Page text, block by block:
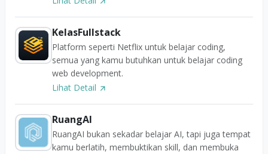
KelasFullstack
Platform seperti Netflix untuk belajar coding,
semua yang kamu butuhkan untuk belajar coding
web development.
Lihat Detail
RuangAI
RuangAI bukan sekadar belajar AI, tapi juga tempat
kamu berlatih, membuktikan skill, dan membuka